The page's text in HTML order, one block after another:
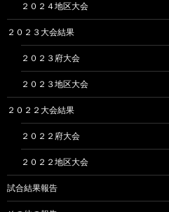
２０２４地区大会
２０２３大会結果
２０２３府大会
２０２３地区大会
２０２２大会結果
２０２２府大会
２０２２地区大会
試合結果報告